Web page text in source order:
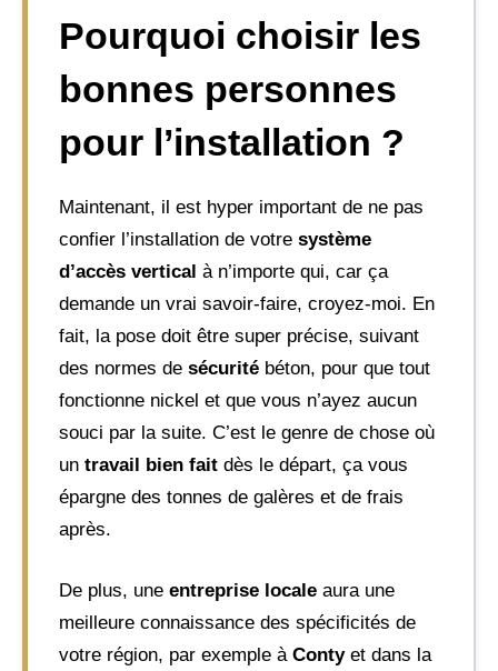
Pourquoi choisir les
bonnes personnes
pour l’installation ?
Maintenant, il est hyper important de ne pas
confier l’installation de votre système
d’accès vertical à n’importe qui, car ça
demande un vrai savoir-faire, croyez-moi. En
fait, la pose doit être super précise, suivant
des normes de sécurité béton, pour que tout
fonctionne nickel et que vous n’ayez aucun
souci par la suite. C’est le genre de chose où
un travail bien fait dès le départ, ça vous
épargne des tonnes de galères et de frais
après.
De plus, une entreprise locale aura une
meilleure connaissance des spécificités de
votre région, par exemple à Contyet dans la